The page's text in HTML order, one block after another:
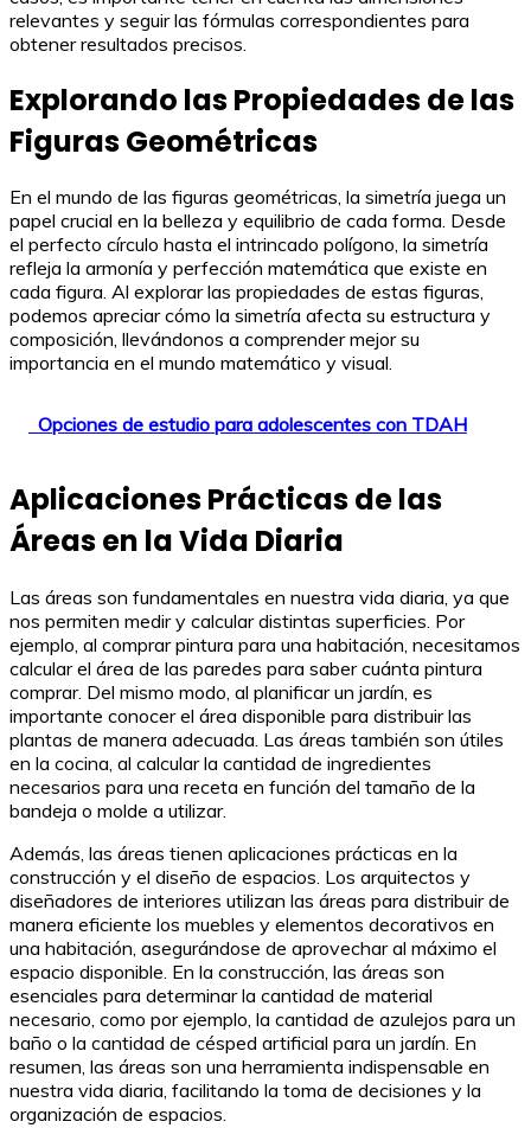
relevantes y seguir las fórmulas correspondientes para
obtener resultados precisos.
Explorando las Propiedades de las
Figuras Geométricas
En el mundo de las figuras geométricas, la simetría juega un
papel crucial en la belleza y equilibrio de cada forma. Desde
el perfecto círculo hasta el intrincado polígono, la simetría
refleja la armonía y perfección matemática que existe en
cada figura. Al explorar las propiedades de estas figuras,
podemos apreciar cómo la simetría afecta su estructura y
composición, llevándonos a comprender mejor su
importancia en el mundo matemático y visual.
Opciones de estudio para adolescentes con TDAH
Aplicaciones Prácticas de las
Áreas en la Vida Diaria
Las áreas son fundamentales en nuestra vida diaria, ya que
nos permiten medir y calcular distintas superficies. Por
ejemplo, al comprar pintura para una habitación, necesitamos
calcular el área de las paredes para saber cuánta pintura
comprar. Del mismo modo, al planificar un jardín, es
importante conocer el área disponible para distribuir las
plantas de manera adecuada. Las áreas también son útiles
en la cocina, al calcular la cantidad de ingredientes
necesarios para una receta en función del tamaño de la
bandeja o molde a utilizar.
Además, las áreas tienen aplicaciones prácticas en la
construcción y el diseño de espacios. Los arquitectos y
diseñadores de interiores utilizan las áreas para distribuir de
manera eficiente los muebles y elementos decorativos en
una habitación, asegurándose de aprovechar al máximo el
espacio disponible. En la construcción, las áreas son
esenciales para determinar la cantidad de material
necesario, como por ejemplo, la cantidad de azulejos para un
baño o la cantidad de césped artificial para un jardín. En
resumen, las áreas son una herramienta indispensable en
nuestra vida diaria, facilitando la toma de decisiones y la
organización de espacios.